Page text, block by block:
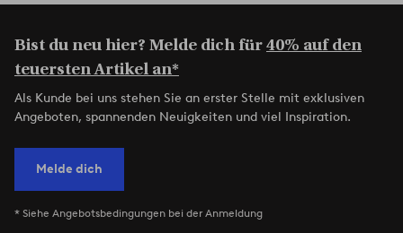
Bist du neu hier? Melde dich für40% auf den
teuersten Artikel an*
Als Kunde bei uns stehen Sie an erster Stelle mit exklusiven
Angeboten, spannenden Neuigkeiten und viel Inspiration.
Melde dich
* Siehe Angebotsbedingungen bei der Anmeldung